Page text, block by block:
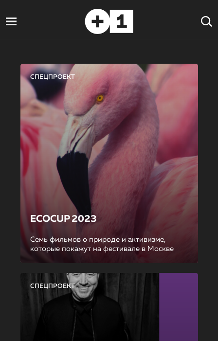
СПЕЦПРОЕКТ
ECOCUP 2023
Семь фильмов о природе и активизме,
которые покажут на фестивале в Москве
СПЕЦПРОЕКТ